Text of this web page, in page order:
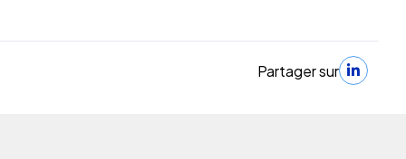
Partager sur